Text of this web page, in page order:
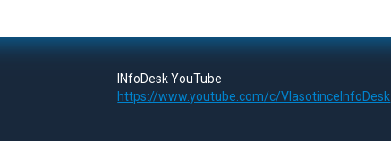
INfoDesk YouTube
https://www.youtube.com/c/VlasotinceInfoDesk